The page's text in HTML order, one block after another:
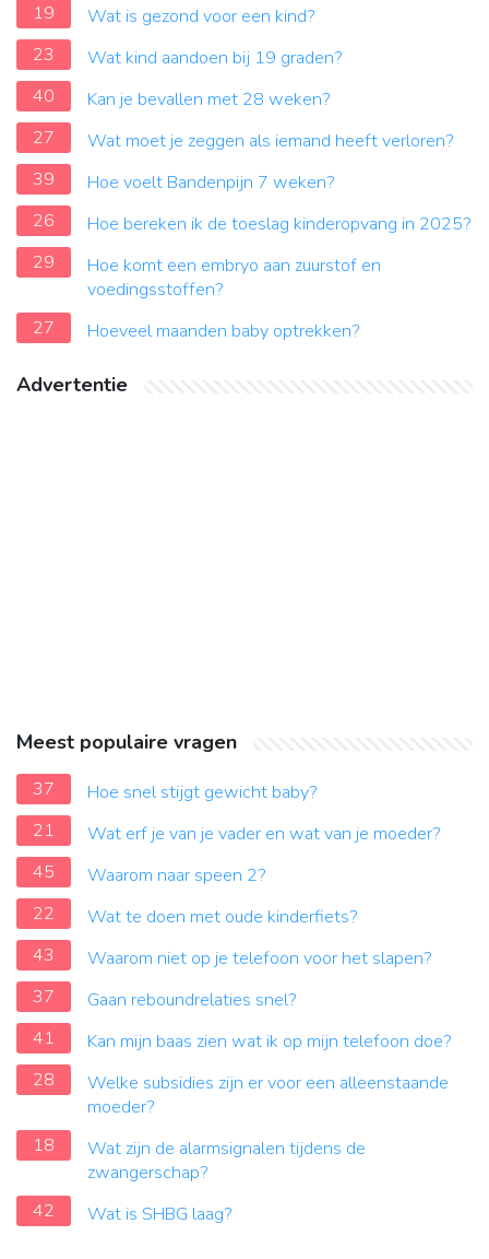
19
Wat is gezond voor een kind?
23
Wat kind aandoen bij 19 graden?
40
Kan je bevallen met 28 weken?
27
Wat moet je zeggen als iemand heeft verloren?
39
Hoe voelt Bandenpijn 7 weken?
26
Hoe bereken ik de toeslag kinderopvang in 2025?
29
Hoe komt een embryo aan zuurstof en
voedingsstoffen?
27
Hoeveel maanden baby optrekken?
Advertentie
Meest populaire vragen
37
Hoe snel stijgt gewicht baby?
21
Wat erf je van je vader en wat van je moeder?
45
Waarom naar speen 2?
22
Wat te doen met oude kinderfiets?
43
Waarom niet op je telefoon voor het slapen?
37
Gaan reboundrelaties snel?
41
Kan mijn baas zien wat ik op mijn telefoon doe?
28
Welke subsidies zijn er voor een alleenstaande
moeder?
18
Wat zijn de alarmsignalen tijdens de
zwangerschap?
42
Wat is SHBG laag?